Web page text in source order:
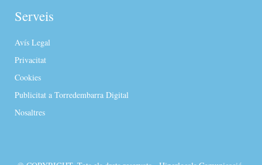
Serveis
Avís Legal
Privacitat
Cookies
Publicitat a Torredembarra Digital
Nosaltres